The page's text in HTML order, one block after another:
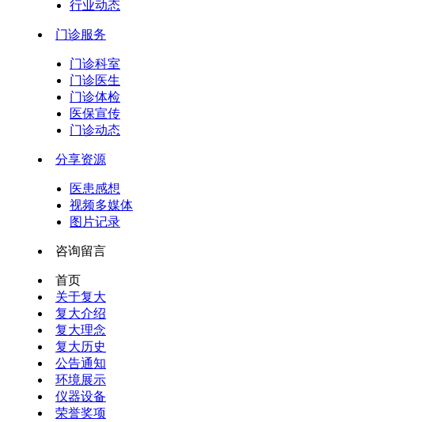
行业动态
门诊服务
门诊科室
门诊医生
门诊体检
医保宣传
门诊动态
分享资源
医患感想
视频多媒体
图片记录
咨询留言
首页
关于复大
复大介绍
复大理念
复大历史
公告通知
环境展示
仪器设备
荣誉奖项